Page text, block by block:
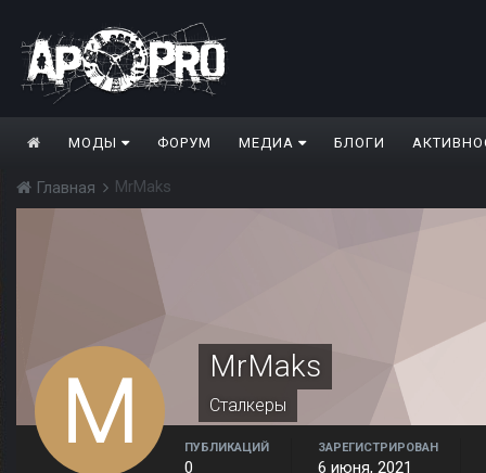
МОДЫ ФОРУМ МЕДИА БЛОГИ
Главная MrMaks
MrMaks
Сталкеры
ПУБЛИКАЦИЙ
0
ЗАРЕГИСТРИРОВАН
6 июня, 2021